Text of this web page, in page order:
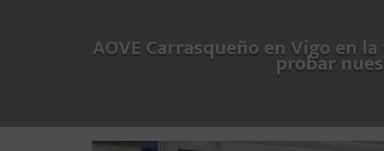
AOVE Carrasqueño en Vigo en
probar